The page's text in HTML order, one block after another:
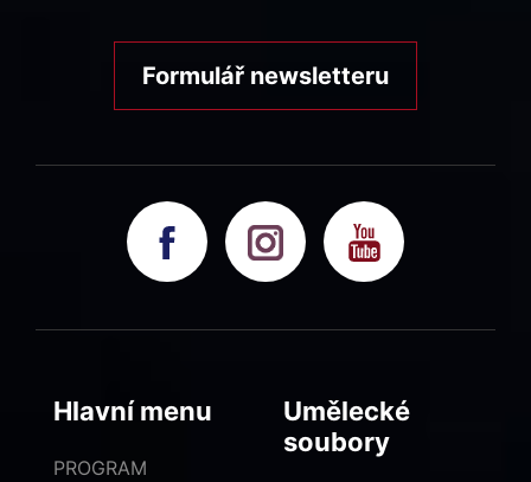
Formulář newsletteru
Hlavní menu
PROGRAM
Umělecké
soubory